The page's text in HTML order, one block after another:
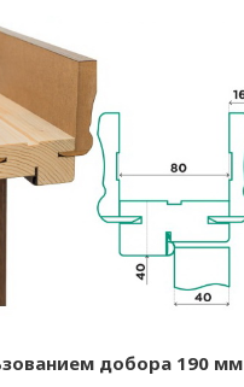
добора 190 мм